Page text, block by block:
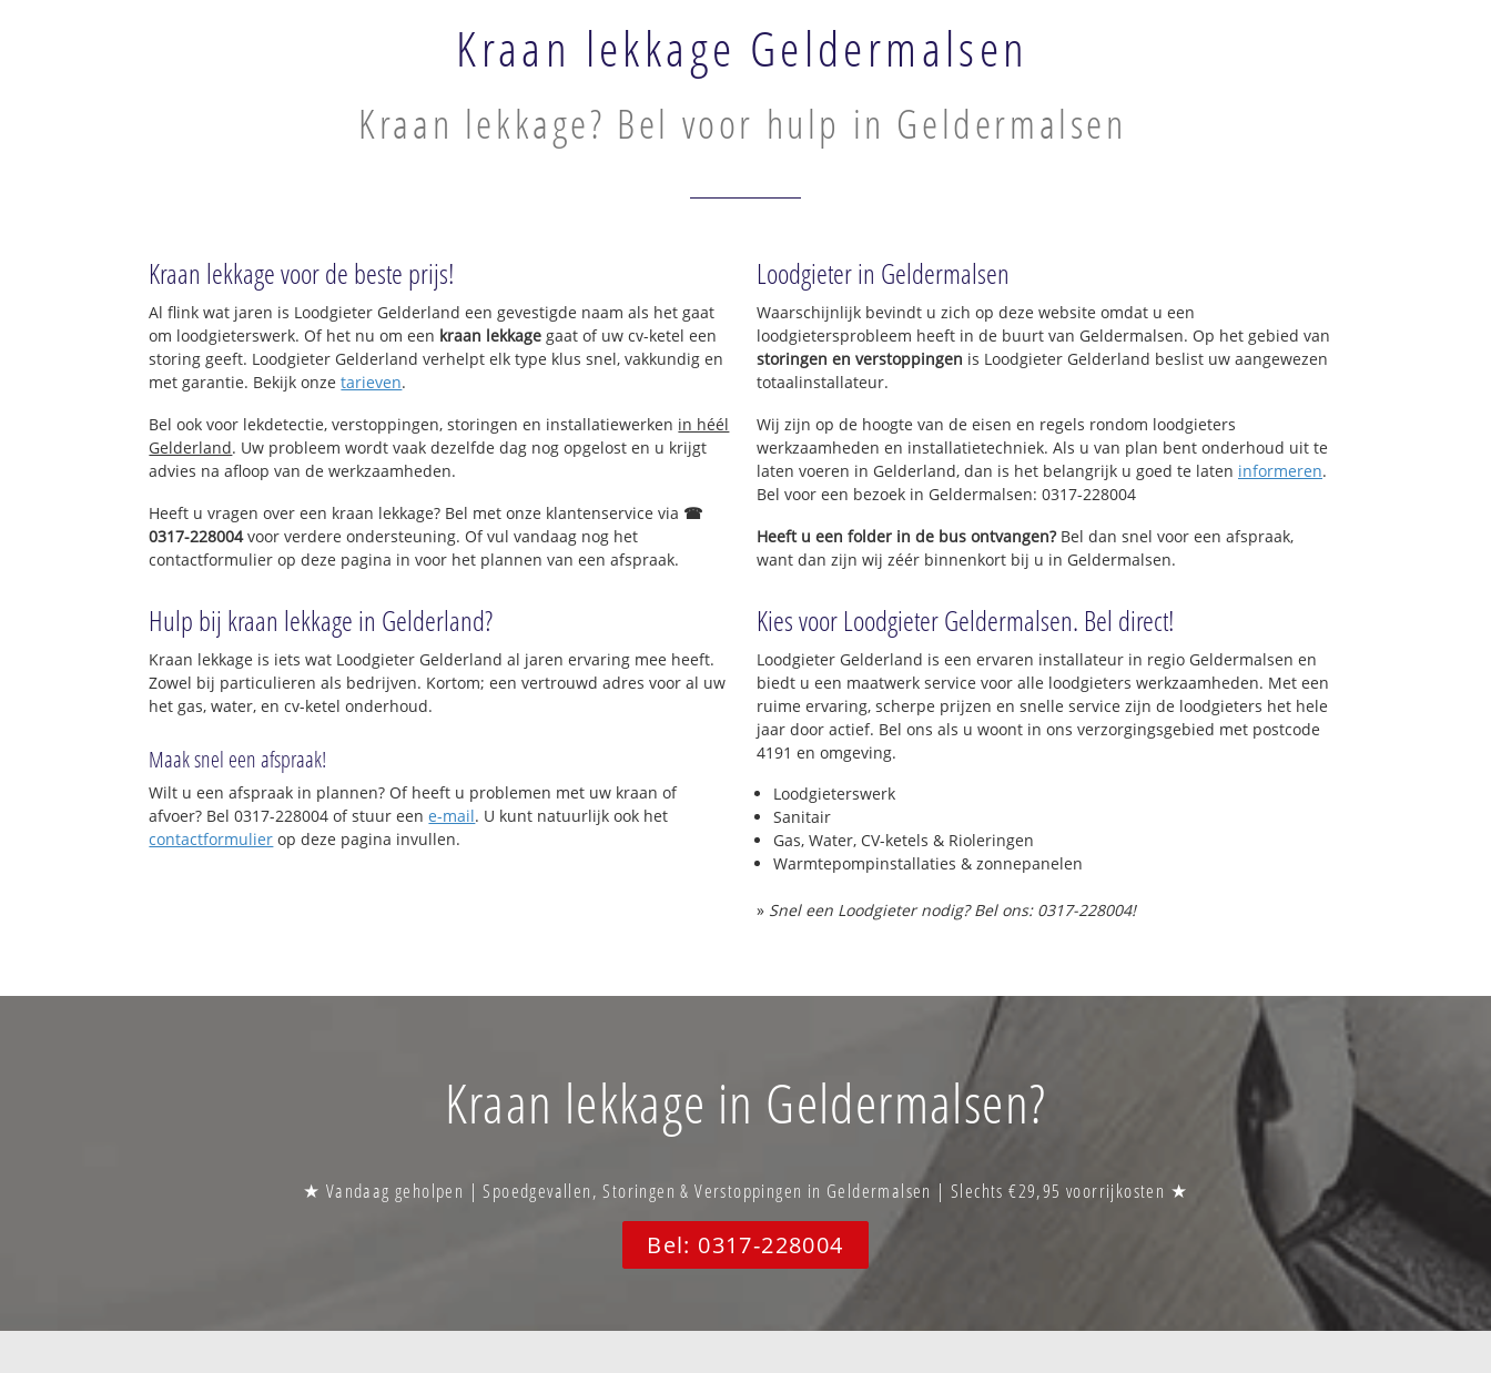
Kraan lekkage Geldermalsen
Kraan lekkage? Bel voor hulp in Geldermalsen
Kraan lekkage voor de beste prijs!
Al flink wat jaren is Loodgieter Gelderland een gevestigde naam als het gaat
om loodgieterswerk. Of het nu om een kraan lekkage gaat of uw cv-ketel een
storing geeft. Loodgieter Gelderland verhelpt elk type klus snel, vakkundig en
met garantie. Bekijk onzetarieven.
Bel ook voor lekdetectie, verstoppingen, storingen en installatiewerken in héél
Gelderland. Uw probleem wordt vaak dezelfde dag nog opgelost en u krijgt
advies na afloop van de werkzaamheden.
Heeft u vragen over een kraan lekkage? Bel met onze klantenservice via ☎
0317-228004voor verdere ondersteuning. Of vul vandaag nog het
contactformulier op deze pagina in voor het plannen van een afspraak.
Hulp bij kraan lekkage in Gelderland?
Kraan lekkage is iets wat Loodgieter Gelderland al jaren ervaring mee heeft.
Zowel bij particulieren als bedrijven. Kortom; een vertrouwd adres voor al uw
het gas, water, en cv-ketel onderhoud.
Maak snel een afspraak!
Wilt u een afspraak in plannen? Of heeft u problemen met uw kraan of
afvoer? Bel 0317-228004 of stuur eene-mail. U kunt natuurlijk ook het
contactformulier op deze pagina invullen.
Loodgieter in Geldermalsen
Waarschijnlijk bevindt u zich op deze website omdat u een
loodgietersprobleem heeft in de buurt van Geldermalsen. Op het gebied van
storingen en verstoppingen is Loodgieter Gelderland beslist uw aangewezen
totaalinstallateur.
Wij zijn op de hoogte van de eisen en regels rondom loodgieters
werkzaamheden en installatietechniek. Als u van plan bent onderhoud uit te
laten voeren in Gelderland, dan is het belangrijk u goed te laten informeren.
Bel voor een bezoek in Geldermalsen: 0317-228004
Heeft u een folder in de bus ontvangen?Bel dan snel voor een afspraak,
want dan zijn wij zéér binnenkort bij u in Geldermalsen.
Kies voor Loodgieter Geldermalsen. Bel direct!
Loodgieter Gelderland is een ervaren installateur in regio Geldermalsen en
biedt u een maatwerk service voor alle loodgieters werkzaamheden. Met een
ruime ervaring, scherpe prijzen en snelle service zijn de loodgieters het hele
jaar door actief. Bel ons als u woont in ons verzorgingsgebied met postcode
4191 en omgeving.
Loodgieterswerk
Sanitair
Gas, Water, CV-ketels & Rioleringen
Warmtepompinstallaties & zonnepanelen
» Snel een Loodgieter nodig? Bel ons: 0317-228004!
Kraan lekkage in Geldermalsen?
★ Vandaag geholpen | Spoedgevallen, Storingen & Verstoppingen in Geldermalsen | Slechts €29,95 voorrijkosten ★
Bel: 0317-228004